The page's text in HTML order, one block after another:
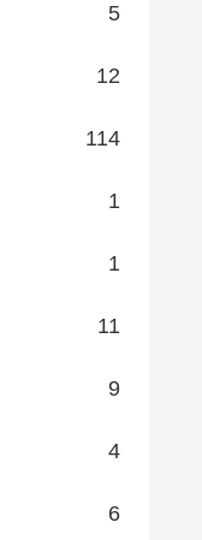
5
12
114
1
1
11
9
4
6